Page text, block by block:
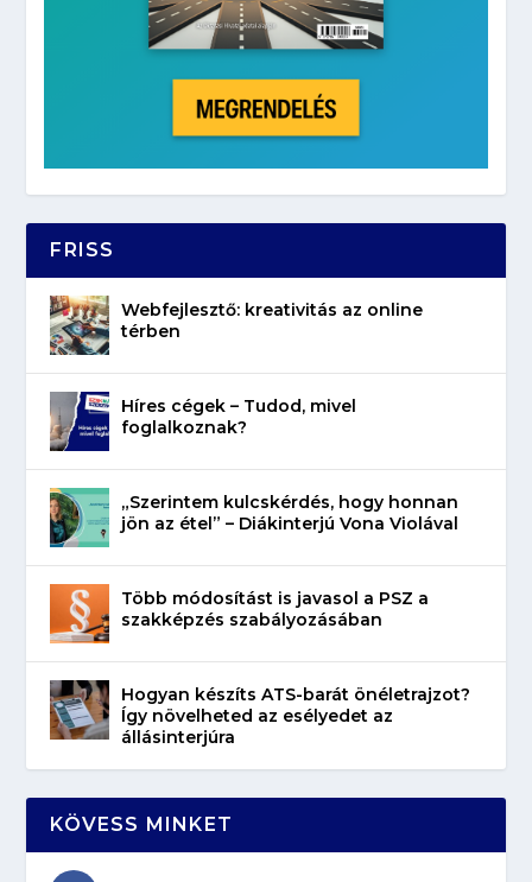
FRISS
Webfejlesztő: kreativitás az online
térben
Híres cégek – Tudod, mivel
foglalkoznak?
„Szerintem kulcskérdés, hogy honnan
jön az étel” – Diákinterjú Vona Violával
Több módosítást is javasol a PSZ a
szakképzés szabályozásában
Hogyan készíts ATS-barát önéletrajzot?
Így növelheted az esélyedet az
állásinterjúra
KÖVESS MINKET